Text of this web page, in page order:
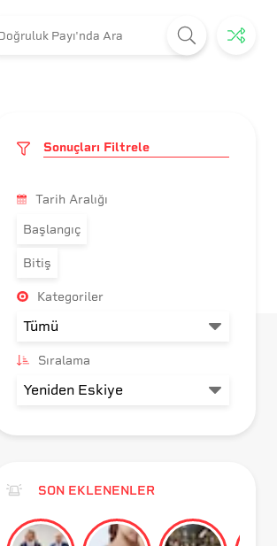
Sonuçları Filtrele
Tarih Aralığı
Başlangıç
Bitiş
Kategoriler
Sıralama
SON EKLENENLER